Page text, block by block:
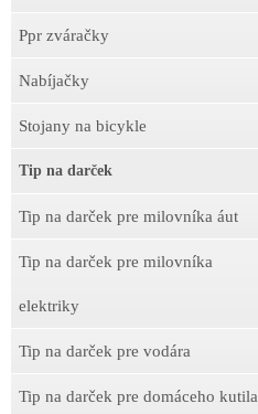
Ppr zváračky
Nabíjačky
Stojany na bicykle
Tip na darček
Tip na darček pre milovníka áut
Tip na darček pre milovníka
elektriky
Tip na darček pre vodára
Tip na darček pre domáceho kutila